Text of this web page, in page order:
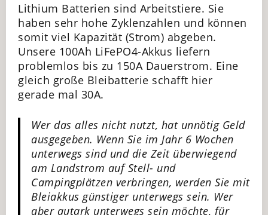
Lithium Batterien sind Arbeitstiere. Sie
haben sehr hohe Zyklenzahlen und können
somit viel Kapazität (Strom) abgeben.
Unsere 100Ah LiFePO4-Akkus liefern
problemlos bis zu 150A Dauerstrom. Eine
gleich große Bleibatterie schafft hier
gerade mal 30A.
Wer das alles nicht nutzt, hat unnötig Geld
ausgegeben. Wenn Sie im Jahr 6 Wochen
unterwegs sind und die Zeit überwiegend
am Landstrom auf Stell- und
Campingplätzen verbringen, werden Sie mit
Bleiakkus günstiger unterwegs sein. Wer
aber autark unterwegs sein möchte, für